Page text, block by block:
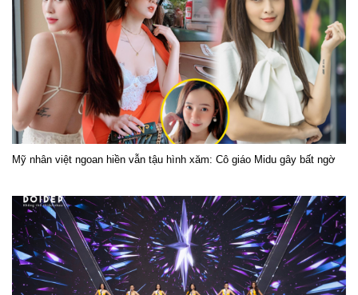
Mỹ nhân việt ngoan hiền vẫn tậu hình xăm: Cô giáo Midu gây bất ngờ